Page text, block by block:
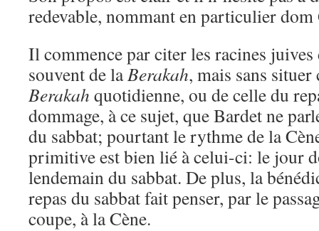
redevable, nommant en particulier
Il commence par citer les racines juives
souvent de laBerakah, mais sans
Berakah quotidienne, ou de celle du
dommage, à ce sujet, que Bardet ne
du sabbat; pourtant le rythme de la
primitive est bien lié à celui-ci: le jour
lendemain du sabbat. De plus, la
repas du sabbat fait penser, par le
coupe, à la Cène.